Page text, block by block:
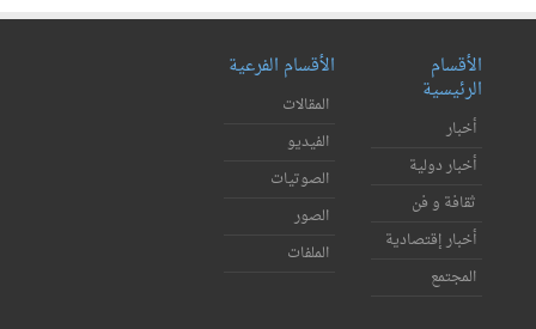
الأقسام
الرئيسية
أخبار
أخبار دولية
ثقافة و فن
أخبار إقتصادية
المجتمع
الأقسام الفرعية
المقالات
الفيديو
الصوتيات
الصور
الملفات